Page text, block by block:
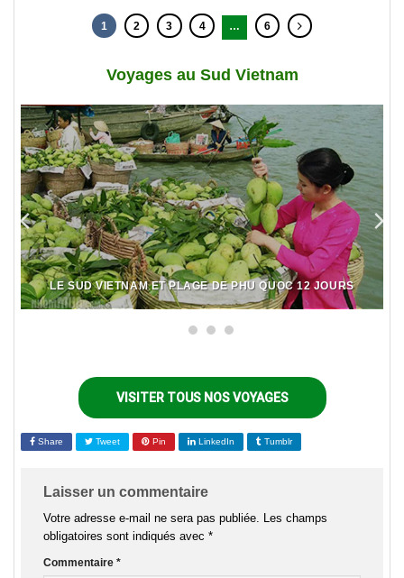
1 2 3 4 … 6
Voyages au Sud Vietnam
LE SUD VIETNAM ET PLAGE DE PHU QUOC 12 JOURS
VISITER TOUS NOS VOYAGES
Share Tweet Pin LinkedIn Tumblr
Laisser un commentaire
Votre adresse e-mail ne sera pas publiée. Les champs
obligatoires sont indiqués avec *
Commentaire *